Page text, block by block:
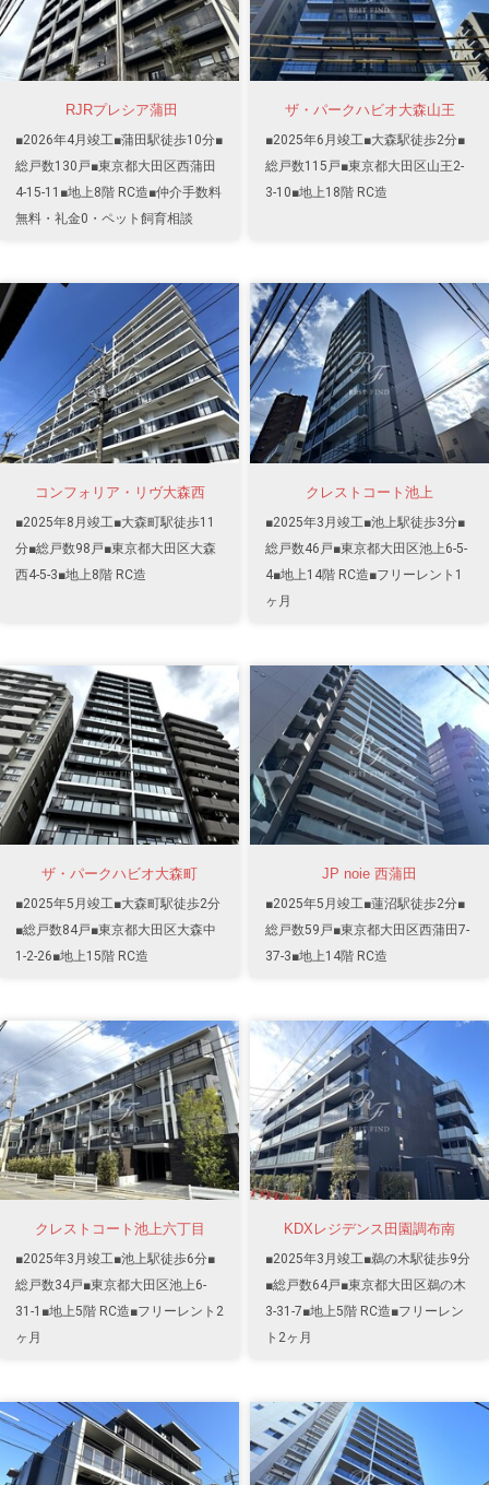
RJRプレシア蒲田
■2026年4月竣工■蒲田駅徒歩10分■
総戸数130戸■東京都大田区西蒲田
4-15-11■地上8階 RC造■仲介手数料
無料・礼金0・ペット飼育相談
ザ・パークハビオ大森山王
■2025年6月竣工■大森駅徒歩2分■
総戸数115戸■東京都大田区山王2-
3-10■地上18階 RC造
コンフォリア・リヴ大森西
■2025年8月竣工■大森町駅徒歩11
分■総戸数98戸■東京都大田区大森
西4-5-3■地上8階 RC造
クレストコート池上
■2025年3月竣工■池上駅徒歩3分■
総戸数46戸■東京都大田区池上6-5-
4■地上14階 RC造■フリーレント1
ヶ月
ザ・パークハビオ大森町
■2025年5月竣工■大森町駅徒歩2分
■総戸数84戸■東京都大田区大森中
1-2-26■地上15階 RC造
JP noie 西蒲田
■2025年5月竣工■蓮沼駅徒歩2分■
総戸数59戸■東京都大田区西蒲田7-
37-3■地上14階 RC造
クレストコート池上六丁目
■2025年3月竣工■池上駅徒歩6分■
総戸数34戸■東京都大田区池上6-
31-1■地上5階 RC造■フリーレント2
ヶ月
KDXレジデンス田園調布南
■2025年3月竣工■鵜の木駅徒歩9分
■総戸数64戸■東京都大田区鵜の木
3-31-7■地上5階 RC造■フリーレン
ト2ヶ月